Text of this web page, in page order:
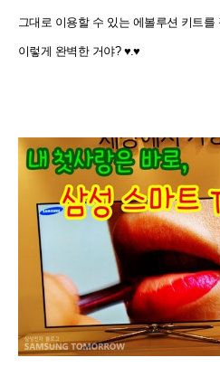
그대로 이용할 수 있는 에볼루션 키트를
이렇게 완벽한 거야? ♥.♥